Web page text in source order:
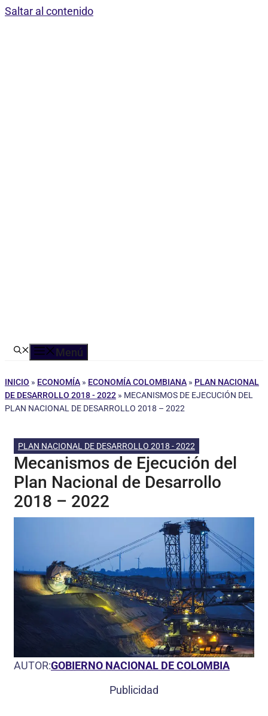
Saltar al contenido
Menú
INICIO » ECONOMÍA » ECONOMÍA COLOMBIANA » PLAN NACIONAL
DE DESARROLLO 2018 - 2022 » MECANISMOS DE EJECUCIÓN DEL
PLAN NACIONAL DE DESARROLLO 2018 – 2022
PLAN NACIONAL DE DESARROLLO 2018 - 2022
Mecanismos de Ejecución del
Plan Nacional de Desarrollo
2018 – 2022
AUTOR:GOBIERNO NACIONAL DE COLOMBIA
Publicidad